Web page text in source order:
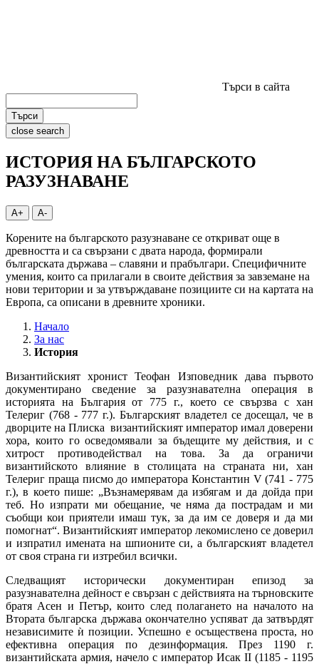
Търси в сайта
Търси
close search
ИСТОРИЯ НА БЪЛГАРСКОТО
РАЗУЗНАВАНЕ
A+ A-
Корените на българското разузнаване се откриват още в
древността и са свързани с двата народа, формирали
българската държава – славяни и прабългари. Специфичните
умения, които са прилагали в своите действия за завземане на
нови територии и за утвърждаване позициите си на картата на
Европа, са описани в древните хроники.
Начало
За нас
История
Византийският хронист Теофан Изповедник дава първото
документирано сведение за разузнавателна операция в
историята на България от 775 г., което се свързва с хан
Телериг (768 - 777 г.). Българският владетел се досещал, че в
дворците на Плиска византийският император имал доверени
хора, които го осведомявали за бъдещите му действия, и с
хитрост противодействал на това. За да ограничи
византийското влияние в столицата на страната ни, хан
Телериг праща писмо до императора Константин V (741 - 775
г.), в което пише: „Възнамерявам да избягам и да дойда при
теб. Но изпрати ми обещание, че няма да пострадам и ми
съобщи кои приятели имаш тук, за да им се доверя и да ми
помогнат“. Византийският император лекомислено се доверил
и изпратил имената на шпионите си, а българският владетел
от своя страна ги изтребил всички.
Следващият исторически документиран епизод за
разузнавателна дейност е свързан с действията на търновските
братя Асен и Петър, които след полагането на началото на
Втората българска държава окончателно успяват да затвърдят
независимите ѝ позиции. Успешно е осъществена проста, но
ефективна операция по дезинформация. През 1190 г.
византийската армия, начело с император Исак II (1185 - 1195